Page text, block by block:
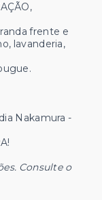
frente e
lavanderia,
Nakamura -
Consulte o